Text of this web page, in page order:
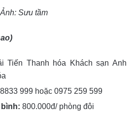
Ảnh: Sưu tầm
Tiến Thanh hóa Khách sạn Anh
999 hoặc 0975 259 599
800.000đ/ phòng đôi